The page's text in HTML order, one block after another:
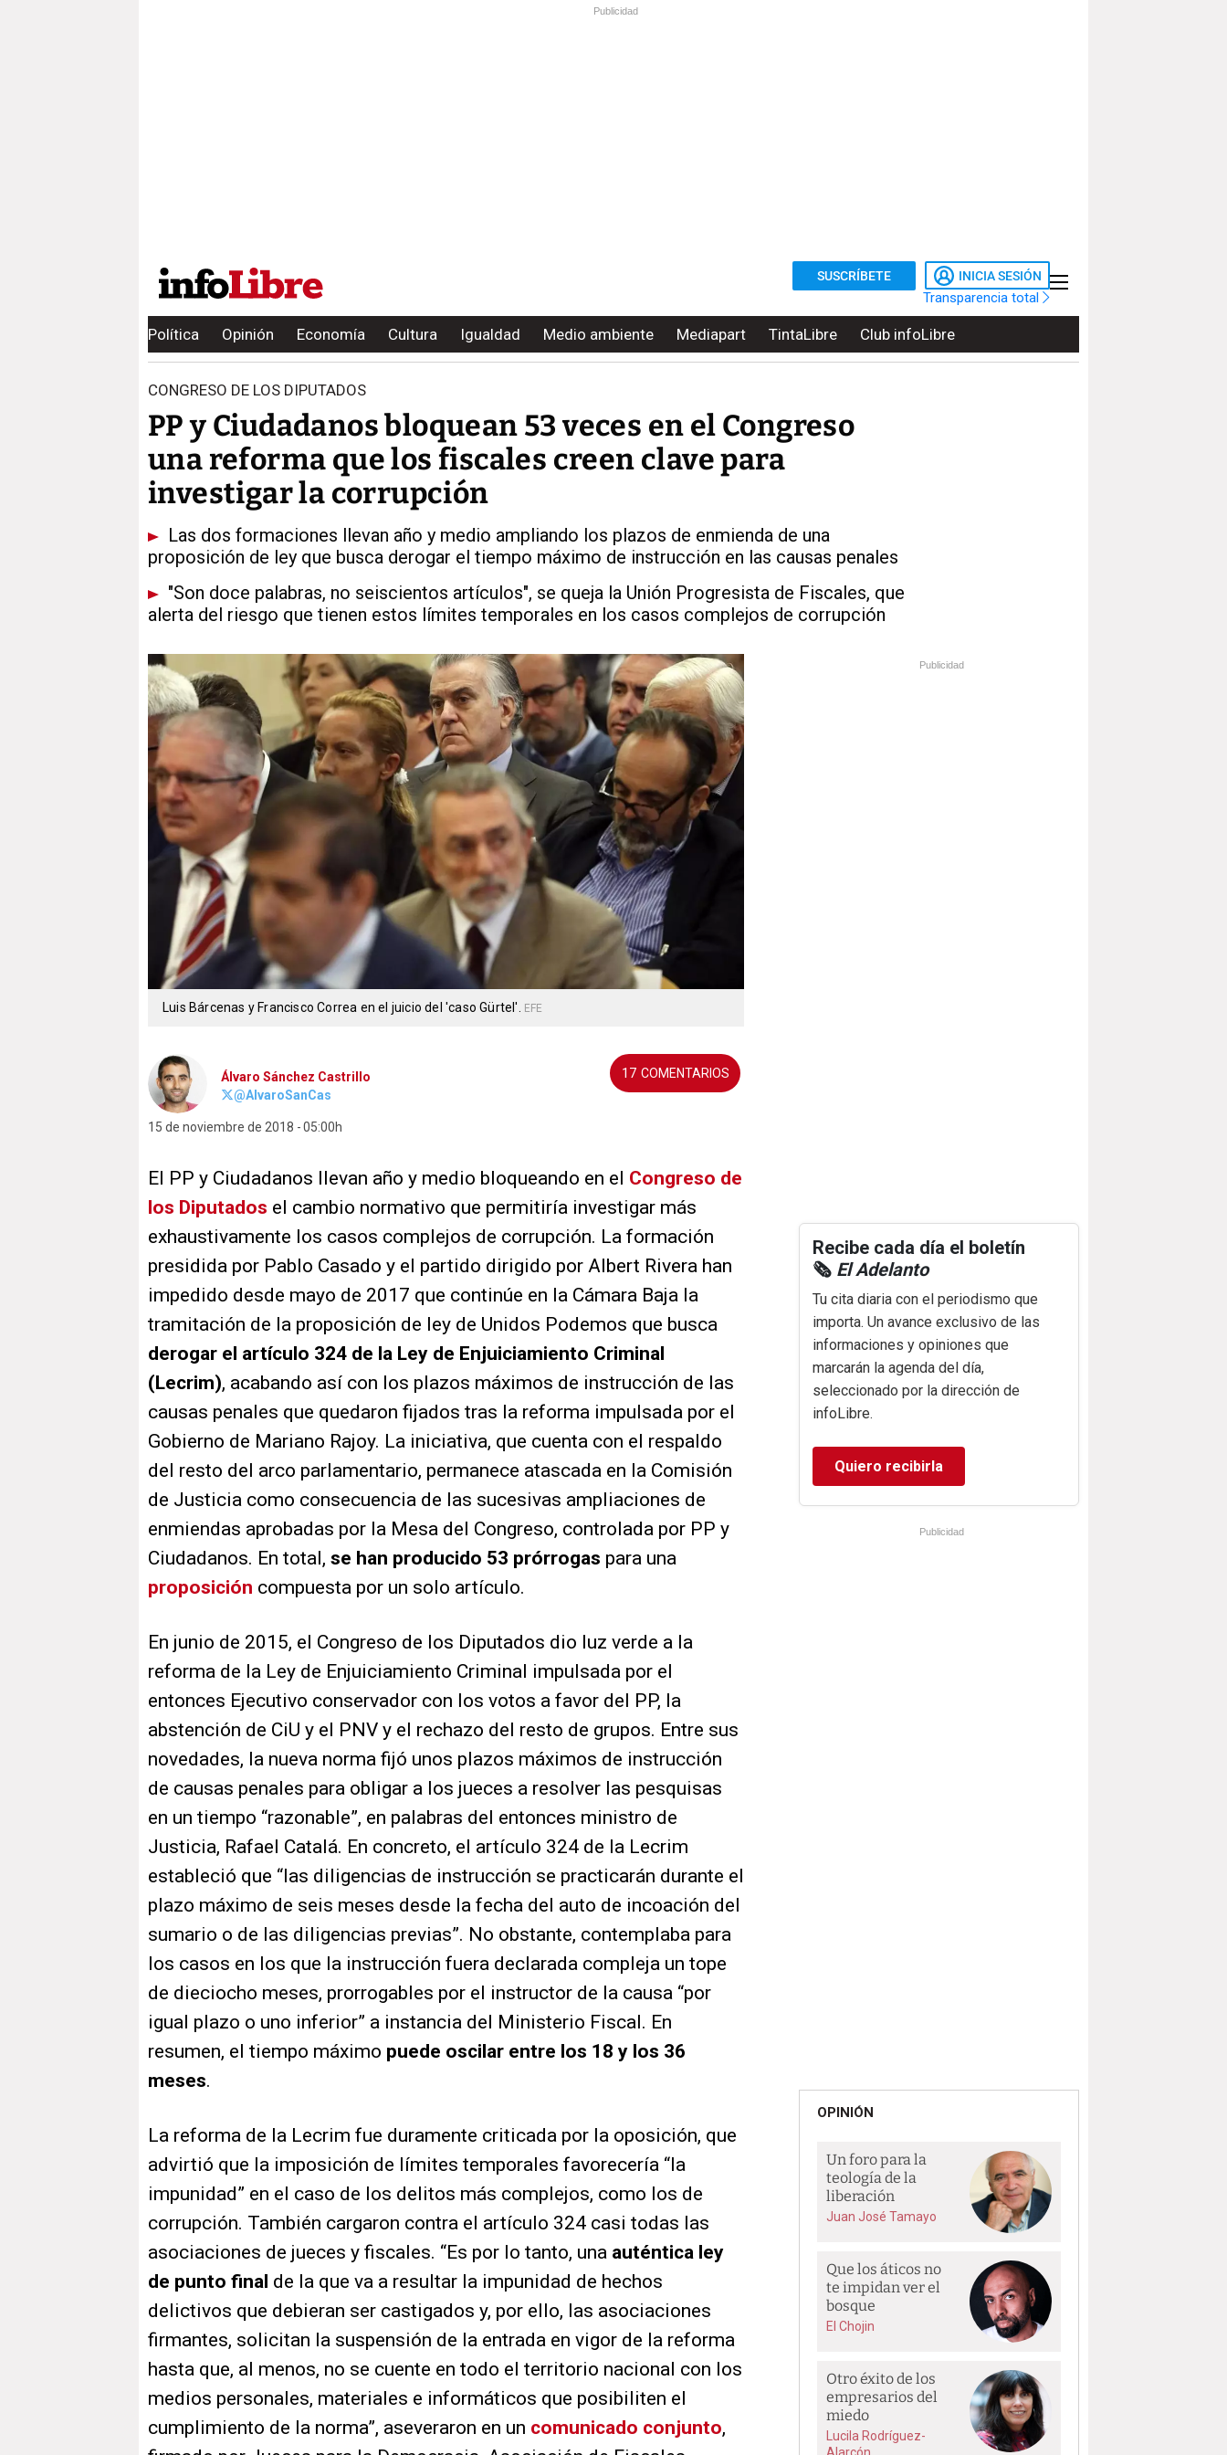
Publicidad
SUSCRÍBETE INICIA SESIÓN
Transparencia total
Política Opinión Economía Cultura Igualdad Medio ambiente Mediapart TintaLibre Club infoLibre
CONGRESO DE LOS DIPUTADOS
PP y Ciudadanos bloquean 53 veces en el Congreso
una reforma que los fiscales creen clave para
investigar la corrupción
Las dos formaciones llevan año y medio ampliando los plazos de enmienda de una
proposición de ley que busca derogar el tiempo máximo de instrucción en las causas penales
"Son doce palabras, no seiscientos artículos", se queja la Unión Progresista de Fiscales, que
alerta del riesgo que tienen estos límites temporales en los casos complejos de corrupción
Luis Bárcenas y Francisco Correa en el juicio del 'caso Gürtel'. EFE
Álvaro Sánchez Castrillo
@AlvaroSanCas
15 de noviembre de 2018 05:00h
17
El PP y Ciudadanos llevan año y medio bloqueando en el Congreso de
los Diputados el cambio normativo que permitiría investigar más
exhaustivamente los casos complejos de corrupción. La formación
presidida por Pablo Casado y el partido dirigido por Albert Rivera han
impedido desde mayo de 2017 que continúe en la Cámara Baja la
tramitación de la proposición de ley de Unidos Podemos que busca
derogar el artículo 324 de la Ley de Enjuiciamiento Criminal
(Lecrim), acabando así con los plazos máximos de instrucción de las
causas penales que quedaron fijados tras la reforma impulsada por el
Gobierno de Mariano Rajoy. La iniciativa, que cuenta con el respaldo
del resto del arco parlamentario, permanece atascada en la Comisión
de Justicia como consecuencia de las sucesivas ampliaciones de
enmiendas aprobadas por la Mesa del Congreso, controlada por PP y
Ciudadanos. En total, se han producido 53 prórrogas para una
proposición compuesta por un solo artículo.
En junio de 2015, el Congreso de los Diputados dio luz verde a la
reforma de la Ley de Enjuiciamiento Criminal impulsada por el
entonces Ejecutivo conservador con los votos a favor del PP, la
abstención de CiU y el PNV y el rechazo del resto de grupos. Entre sus
novedades, la nueva norma fijó unos plazos máximos de instrucción
de causas penales para obligar a los jueces a resolver las pesquisas
en un tiempo “razonable”, en palabras del entonces ministro de
Justicia, Rafael Catalá. En concreto, el artículo 324 de la Lecrim
estableció que “las diligencias de instrucción se practicarán durante el
plazo máximo de seis meses desde la fecha del auto de incoación del
sumario o de las diligencias previas”. No obstante, contemplaba para
los casos en los que la instrucción fuera declarada compleja un tope
de dieciocho meses, prorrogables por el instructor de la causa “por
igual plazo o uno inferior” a instancia del Ministerio Fiscal. En
resumen, el tiempo máximo puede oscilar entre los 18 y los 36
meses.
La reforma de la Lecrim fue duramente criticada por la oposición, que
advirtió que la imposición de límites temporales favorecería “la
impunidad” en el caso de los delitos más complejos, como los de
corrupción. También cargaron contra el artículo 324 casi todas las
asociaciones de jueces y fiscales. “Es por lo tanto, una auténtica ley
de punto final de la que va a resultar la impunidad de hechos
delictivos que debieran ser castigados y, por ello, las asociaciones
firmantes, solicitan la suspensión de la entrada en vigor de la reforma
hasta que, al menos, no se cuente en todo el territorio nacional con los
medios personales, materiales e informáticos que posibiliten el
cumplimiento de la norma”, aseveraron en un comunicado conjunto,
Publicidad
Recibe cada día el boletín
🗞️ El Adelanto
Tu cita diaria con el periodismo que
importa. Un avance exclusivo de las
informaciones y opiniones que
marcarán la agenda del día,
seleccionado por la dirección de
infoLibre.
Quiero recibirla
Publicidad
OPINIÓN
Un foro para la
teología de la
liberación
Juan José Tamayo
Que los áticos no
te impidan ver el
bosque
El Chojin
Otro éxito de los
empresarios del
miedo
Lucila Rodríguez-